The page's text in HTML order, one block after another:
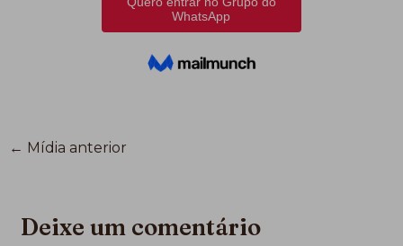
← Mídia anterior
Deixe um comentário